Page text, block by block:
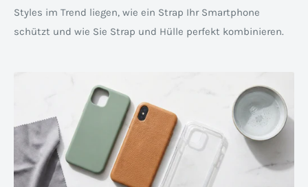
Styles im Trend liegen, wie ein Strap Ihr Smartphone
schützt und wie Sie Strap und Hülle perfekt kombinieren.